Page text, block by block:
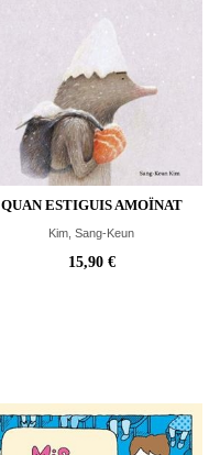
QUAN ESTIGUIS AMOÏNAT
Kim, Sang-Keun
15,90 €